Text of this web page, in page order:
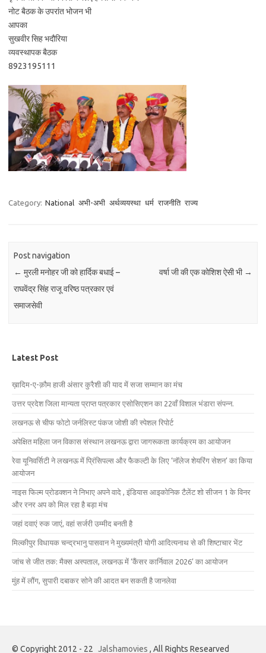
नोट बैठक के उपरांत ‌भोजन ‌भी
आपका
सुखवीर सिह भदौरिया ‌
व्यवस्थापक‌ बैठक
8923195111
Category: National अभी-अभी अर्थव्ययस्था धर्म राजनीति राज्य
Post navigation
← मुरली मनोहर जी को हार्दिक बधाई –
राघवेंद्र सिंह राजू वरिष्ठ पत्रकार एवं
समाजसेवी
वर्षा जी की एक कोशिश ऐसी भी →
Latest Post
ख़ादिम-ए-क़ौम हाजी अंसार कुरैशी की याद में सजा सम्मान का मंच
उत्तर प्रदेश जिला मान्यता प्राप्त पत्रकार एसोसिएशन का 22वाँ विशाल भंडारा संपन्न.
लखनऊ से चीफ फोटो जर्नलिस्ट पंकज जोशी की स्पेशल रिपोर्ट
अपेक्षित महिला जन विकास संस्थान लखनऊ द्वारा जागरूकता कार्यक्रम का आयोजन
रेवा यूनिवर्सिटी ने लखनऊ में प्रिंसिपल्स और फैकल्टी के लिए ‘नॉलेज शेयरिंग सेशन’ का किया
आयोजन
नाइस फिल्म प्रोडक्शन ने निभाए अपने वादे , इंडियास आइकोनिक टैलेंट शो सीजन 1 के विनर
और रनर अप को मिल रहा है बड़ा मंच
जहां दवाएं रुक जाएं, वहां सर्जरी उम्मीद बनती है
मिल्कीपुर विधायक चन्द्रभानु पासवान ने मुख्यमंत्री योगी आदित्यनाथ से की शिष्टाचार भेंट
जांच से जीत तक: मैक्स अस्पताल, लखनऊ में ‘कैंसर कार्निवाल 2026’ का आयोजन
मुंह में लौंग, सुपारी दबाकर सोने की आदत बन सकती है जानलेवा
© Copyright 2012 - 22 Jalshamovies , All Rights Researved